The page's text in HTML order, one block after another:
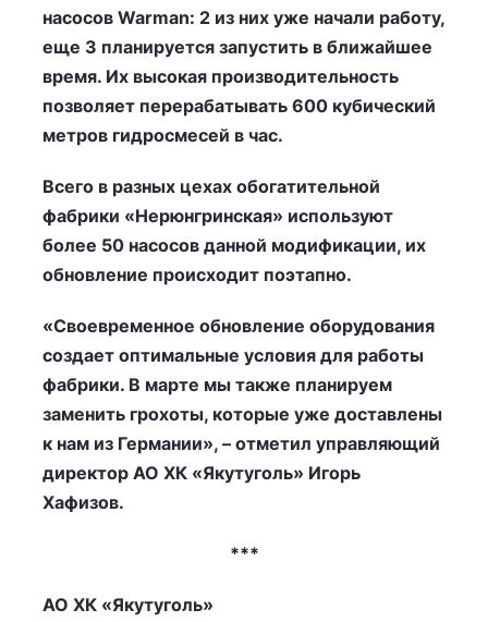
насосов Warman: 2 из них уже начали работу,
еще 3 планируется запустить в ближайшее
время. Их высокая производительность
позволяет перерабатывать 600 кубический
метров гидросмесей в час.
Всего в разных цехах обогатительной
фабрики «Нерюнгринская» используют
более 50 насосов данной модификации, их
обновление происходит поэтапно.
«Своевременное обновление оборудования
создает оптимальные условия для работы
фабрики. В марте мы также планируем
заменить грохоты, которые уже доставлены
к нам из Германии», – отметил управляющий
директор АО ХК «Якутуголь» Игорь
Хафизов.
***
АО ХК «Якутуголь»